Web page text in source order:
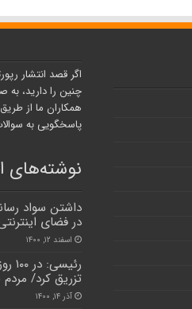
اگر قصد انتشار
چنین را دارید، به
همکاران ما از
پاسخگویی به
نوشته‌های
داشتن سواد
در فضای
اسفند ۱۲, ۱۴۰۰
تزریق کرد/
آذر ۱۴, ۱۴۰۰